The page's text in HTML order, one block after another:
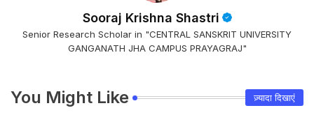
Sooraj Krishna Shastri
Senior Research Scholar in "CENTRAL SANSKRIT UNIVERSITY
GANGANATH JHA CAMPUS PRAYAGRAJ"
You Might Like ज़्यादा दिखाएं